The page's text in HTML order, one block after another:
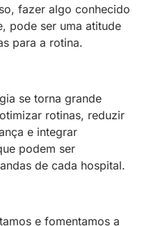
fazer algo conhecido
pode ser uma atitude
para a rotina.
se torna grande
rotinas, reduzir
e integrar
podem ser
de cada hospital.
e fomentamos a